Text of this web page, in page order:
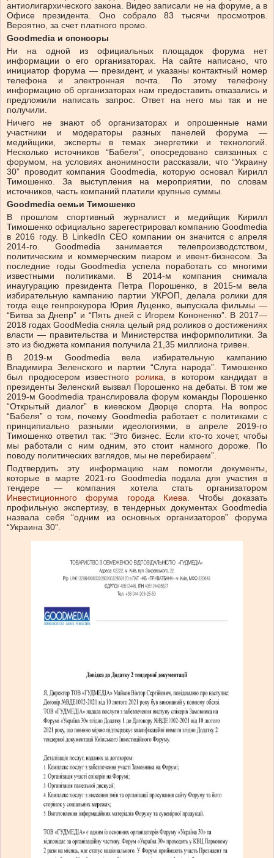
антиолигархического закона. Видео записали не на форуме, а в
Офисе президента. Оно собрало 83 тысячи просмотров.
Вероятно, за счет платного промо.
Goodmedia и спонсоры
Ни на одной из официальных площадок форума нет
информации о его организаторах. На сайте написано, что
инициатор форума — президент, и указаны контактный номер
телефона и электронная почта. По этому телефону
информацию об организаторах нам предоставить отказались и
предложили написать запрос. Ответ на него мы так и не
получили.
Ничего не знают об организаторах и опрошенные нами
участники и модераторы разных панелей форума —
медийщики, эксперты в темах энергетики и технологий.
Несколько источников “Бабеля”, опосредовано связанных с
форумом, на условиях анонимности рассказали, что “Украину
30” проводит компания Goodmedia, которую основал Кирилл
Тимошенко. За выступления на мероприятии, по словам
источников, часть компаний платили крупные суммы.
Goodmedia семьи Тимошенко
В прошлом спортивный журналист и медийщик Кирилл
Тимошенко официально зарегестрировал компанию Goodmedia
в 2016 году. В LinkedIn CEO компании он значится с апреля
2014-го. Goodmedia занимается телепроизводстством,
политическим и коммерческим пиаром и ивент-бизнесом. За
последние годы Goodmedia успела поработать со многими
известными политиками. В 2014-м компания снимала
инаугурацию президента Петра Порошенко, в 2015-м вела
избирательную кампанию партии УКРОП, делала ролики для
тогда еще генпрокурора Юрия Луценко, выпускала фильмы —
“Битва за Днепр” и “Пять дней с Игорем Кононенко”. В 2017—
2018 годах GoodMedia сняла целый ряд роликов о достижениях
власти — правительства и Министерства информполитики. За
это из бюджета компания получила 21,35 миллиона гривен.
В 2019-м Goodmedia вела избирательную кампанию
Владимира Зеленского и партии “Слуга народа”. Тимошенко
был продюсером известного ролика, в котором кандидат в
президенты Зеленский вызвал Порошенко на дебаты. В том же
2019-м Goodmedia транслировала форум команды Порошенко
“Открытый диалог” в киевском Дворце спорта. На вопрос
“Бабеля” о том, почему Goodmedia работает с политиками c
принципиально разными идеологиями, в апреле 2019-го
Тимошенко ответил так: “Это бизнес. Если кто-то хочет, чтобы
мы работали с ним одним, это стоит намного дороже. По
поводу политических взглядов, мы не перебираем”.
Подтвердить эту информацию нам помогли документы,
которые в марте 2021-го Goodmedia подала для участия в
тендере — компания хотела стать организатором
Инвестиционного форума города Киева. Чтобы доказать
профильную экспертизу, в тендерных документах Goodmedia
назвала себя “одним из основных организаторов” форума
“Украина 30”.